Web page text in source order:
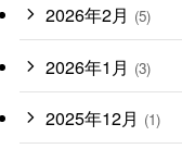
2026年2月 (5)
2026年1月 (3)
2025年12月 (1)